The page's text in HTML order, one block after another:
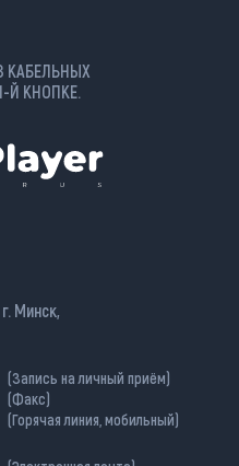
КАБЕЛЬНЫХ
Й КНОПКЕ.
Минск,
(Запись на личный приём)
(Факс)
(Горячая линия, мобильный)